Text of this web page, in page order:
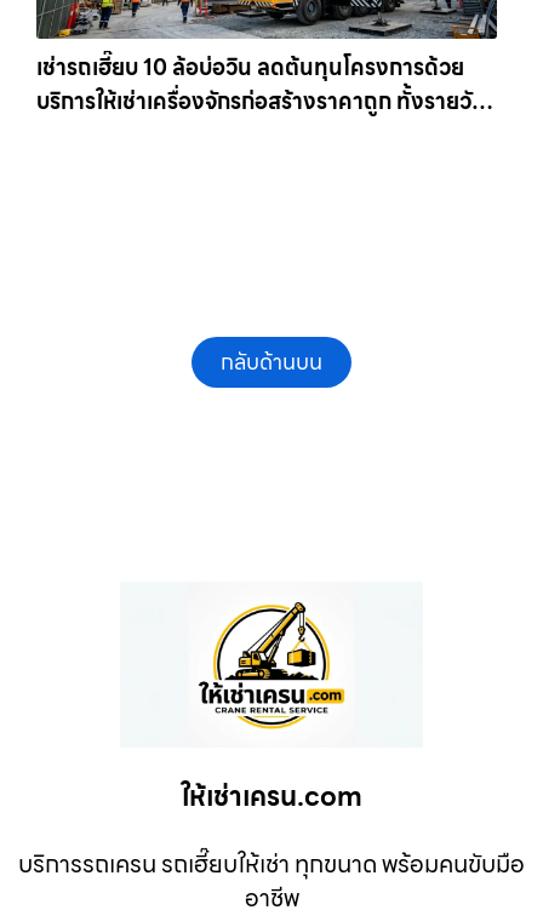
เช่ารถเฮี๊ยบ 10 ล้อบ่อวิน ลดต้นทุนโครงการด้วย
บริการให้เช่าเครื่องจักรก่อสร้างราคาถูก ทั้งรายวัน
กลับด้านบน
ให้เช่าเครน.com
บริการรถเครน รถเฮี๊ยบให้เช่า ทุกขนาด พร้อมคนขับมือ
อาชีพ